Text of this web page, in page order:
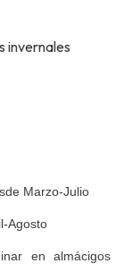
invernales
Marzo-Julio
Agosto
en almácigos